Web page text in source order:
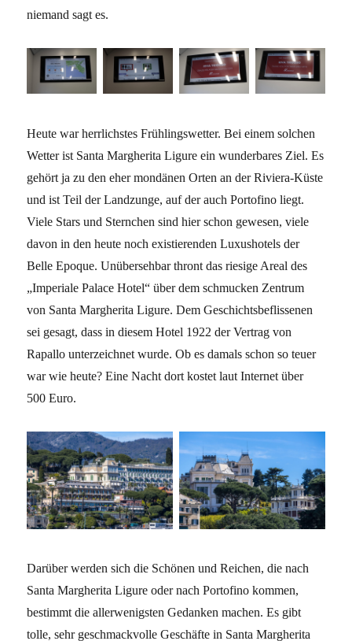
niemand sagt es.
Heute war herrlichstes Frühlingswetter. Bei einem solchen
Wetter ist Santa Margherita Ligure ein wunderbares Ziel. Es
gehört ja zu den eher mondänen Orten an der Riviera-Küste
und ist Teil der Landzunge, auf der auch Portofino liegt.
Viele Stars und Sternchen sind hier schon gewesen, viele
davon in den heute noch existierenden Luxushotels der
Belle Epoque. Unübersehbar thront das riesige Areal des
„Imperiale Palace Hotel“ über dem schmucken Zentrum
von Santa Margherita Ligure. Dem Geschichtsbeflissenen
sei gesagt, dass in diesem Hotel 1922 der Vertrag von
Rapallo unterzeichnet wurde. Ob es damals schon so teuer
war wie heute? Eine Nacht dort kostet laut Internet über
500 Euro.
Darüber werden sich die Schönen und Reichen, die nach
Santa Margherita Ligure oder nach Portofino kommen,
bestimmt die allerwenigsten Gedanken machen. Es gibt
tolle, sehr geschmackvolle Geschäfte in Santa Margherita